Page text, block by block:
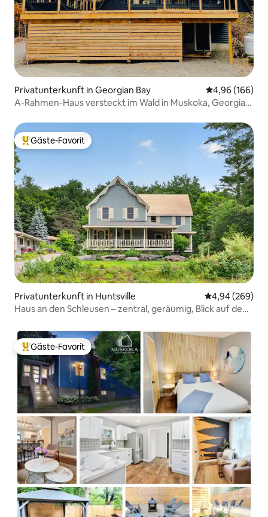
Privatunterkunft in Georgian Bay
4,96 (166)
A-Rahmen-Haus versteckt im Wald in Muskoka, Georgian
Beliebter Gäste-Favorit.
Gäste-Favorit
Privatunterkunft in Huntsville
4,94 (269)
Haus an den Schleusen – zentral, geräumig, Blick auf den
Beliebter Gäste-Favorit.
Gäste-Favorit